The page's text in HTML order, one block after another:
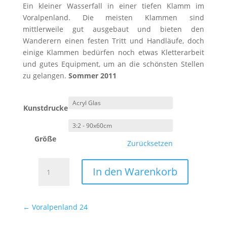
Ein kleiner Wasserfall in einer tiefen Klamm im
Voralpenland. Die meisten Klammen sind
mittlerweile gut ausgebaut und bieten den
Wanderern einen festen Tritt und Handläufe, doch
einige Klammen bedürfen noch etwas Kletterarbeit
und gutes Equipment, um an die schönsten Stellen
zu gelangen. Sommer 2011
Kunstdrucke
Größe Zurücksetzen
Voralpenland
In den Warenkorb
← Voralpenland 24